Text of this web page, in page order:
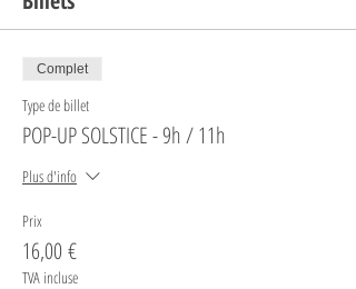
Complet
Type de billet
POP-UP SOLSTICE - 9h / 11h
Plus d'info
Prix
16,00 €
TVA incluse